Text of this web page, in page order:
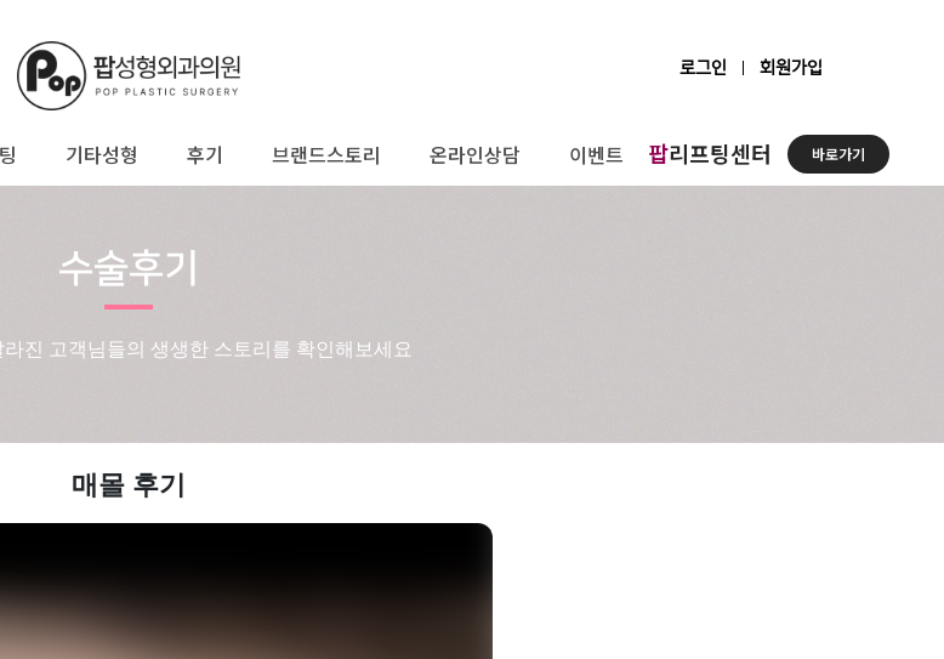
로그인 회원가입
기타성형 후기 브랜드스토리 온라인상담 이벤트 팝리프팅센터 바로가기
수술후기
진 고객님들의 생생한 스토리를 확인해보세요
매몰 후기